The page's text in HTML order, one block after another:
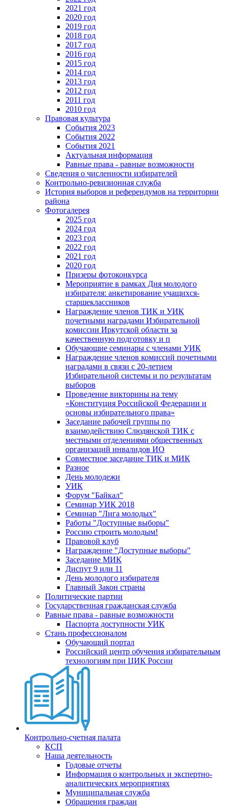
2021 год
2020 год
2019 год
2018 год
2017 год
2016 год
2015 год
2014 год
2013 год
2012 год
2011 год
2010 год
Правовая культура
События 2023
События 2022
События 2021
Актуальная информация
Равные права - равные возможности
Сведения о численности избирателей
Контрольно-ревизионная служба
История выборов и референдумов на территории
района
Фотогалерея
2025 год
2024 год
2023 год
2022 год
2021 год
2020 год
Призеры фотоконкурса
Мероприятие в рамках Дня молодого
избирателя: анкетирование учащихся-
старшеклассников
Награждение членов ТИК и УИК
почетными наградами Избирательной
комиссии Иркутской области за
качественную подготовку и п
Обучающие семинары с членами УИК
Награждение членов комиссий почетными
наградами в связи с 20-летием
Избирательной системы и по результатам
выборов
Проведение викторины на тему
«Конституция Российской Федерации и
основы избирательного права»
Заседание рабочей группы по
взаимодействию Слюдянской ТИК с
местными отделениями общественных
организаций инвалидов ИО
Совместное заседание ТИК и МИК
Разное
День молодежи
УИК
Форум "Байкал"
Семинар УИК 2018
Семинар "Лига молодых"
Работы "Доступные выборы"
Россию строить молодым!
Правовой клуб
Награждение "Доступные выборы"
Заседание МИК
Диспут 9 или 11
День молодого избирателя
Главный Закон страны
Политические партии
Государственная гражданская служба
Равные права - равные возможности
Паспорта доступности УИК
Стань профессионалом
Обучающий портал
Российский центр обучения избирательным
технологиям при ЦИК России
Контрольно-счетная палата
КСП
Наша деятельность
Годовые отчеты
Информация о контрольных и экспертно-
аналитических мероприятиях
Муниципальная служба
Обращения граждан